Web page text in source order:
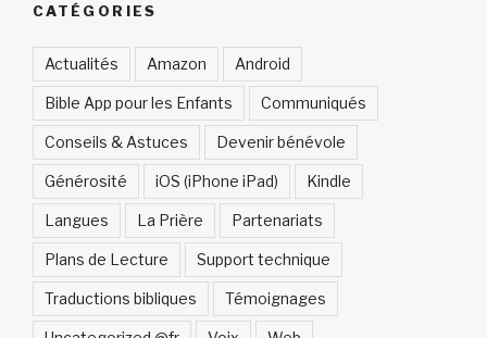
CATÉGORIES
Actualités Amazon Android
Bible App pour les Enfants Communiqués
Conseils & Astuces Devenir bénévole
Générosité iOS (iPhone iPad) Kindle
Langues La Prière Partenariats
Plans de Lecture Support technique
Traductions bibliques Témoignages